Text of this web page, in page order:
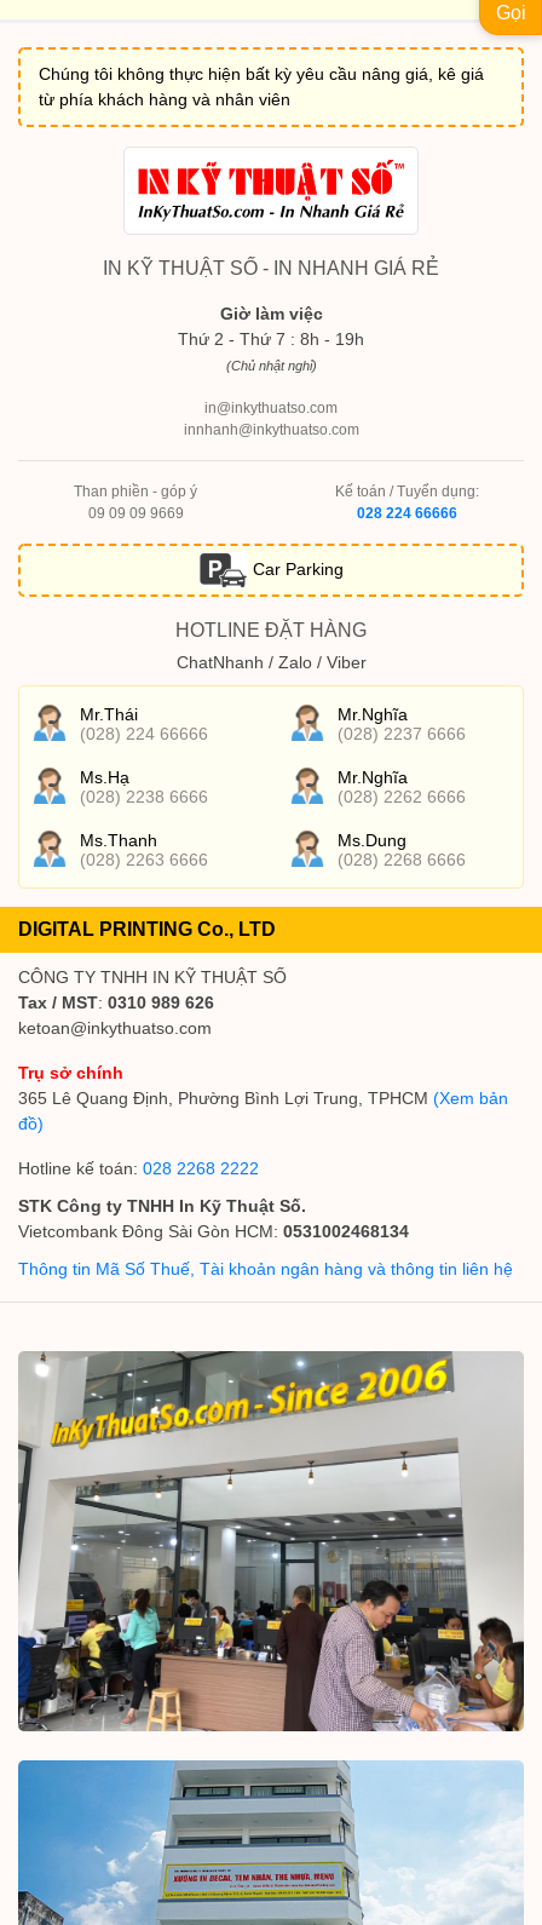
Gọi
Chúng tôi không thực hiện bất kỳ yêu cầu nâng giá, kê giá
từ phía khách hàng và nhân viên
IN KỸ THUẬT SỐ - IN NHANH GIÁ RẺ
Giờ làm việc
Thứ 2 - Thứ 7 : 8h - 19h
(Chủ nhật nghỉ)
in@inkythuatso.com
innhanh@inkythuatso.com
Than phiền - góp ý
09 09 09 9669
Kế toán / Tuyển dụng:
028 224 66666
Car Parking
HOTLINE ĐẶT HÀNG
ChatNhanh / Zalo / Viber
Mr.Thái
(028) 224 66666
Mr.Nghĩa
(028) 2237 6666
Ms.Hạ
(028) 2238 6666
Mr.Nghĩa
(028) 2262 6666
Ms.Thanh
(028) 2263 6666
Ms.Dung
(028) 2268 6666
DIGITAL PRINTING Co., LTD
CÔNG TY TNHH IN KỸ THUẬT SỐ
Tax / MST: 0310 989 626
ketoan@inkythuatso.com
Trụ sở chính
365 Lê Quang Định, Phường Bình Lợi Trung, TPHCM (Xem bản
đồ)
Hotline kế toán: 028 2268 2222
STK Công ty TNHH In Kỹ Thuật Số.
Vietcombank Đông Sài Gòn HCM: 0531002468134
Thông tin Mã Số Thuế, Tài khoản ngân hàng và thông tin liên hệ